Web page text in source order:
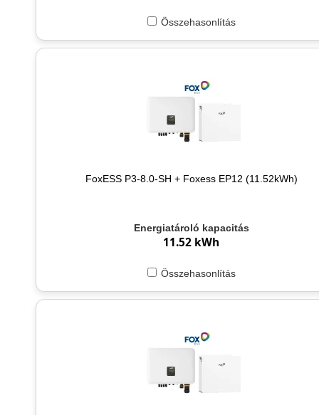
Összehasonlítás
FoxESS P3-8.0-SH + Foxess EP12 (11.52kWh)
Energiatároló kapacitás
11.52 kWh
Összehasonlítás